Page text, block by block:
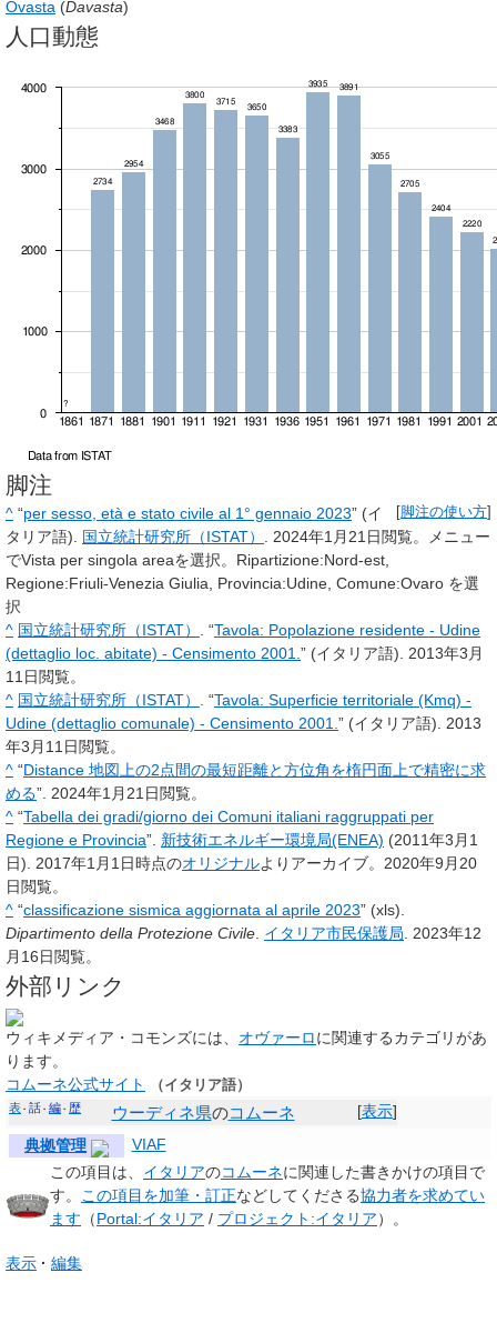
Ovasta (Davasta)
人口動態
脚注
脚注の使い方
^ “per sesso, età e stato civile al 1° gennaio 2023” (イ
タリア語). 国立統計研究所（ISTAT） . 2024年1月21日閲覧。
メニュー
でVista per singola areaを選択。Ripartizione:Nord-est,
Regione:Friuli-Venezia Giulia, Provincia:Udine, Comune:Ovaro を選
択
^ 国立統計研究所（ISTAT） . “Tavola: Popolazione residente - Udine
(dettaglio loc. abitate) - Censimento 2001.” (イタリア語). 2013年3月
11日閲覧。
^ 国立統計研究所（ISTAT） . “Tavola: Superficie territoriale (Kmq) -
Udine (dettaglio comunale) - Censimento 2001.” (イタリア語). 2013
年3月11日閲覧。
^ “Distance 地図上の2点間の最短距離と方位角を楕円面上で精密に求
める”. 2024年1月21日閲覧。
^ “Tabella dei gradi/giorno dei Comuni italiani raggruppati per
Regione e Provincia”. 新技術エネルギー環境局(ENEA) (2011年3月1
日). 2017年1月1日時点のオリジナルよりアーカイブ。 2020年9月20
日閲覧。
^ “classificazione sismica aggiornata al aprile 2023” (xls).
Dipartimento della Protezione Civile. イタリア市民保護局. 2023年12
月16日閲覧。
外部リンク
ウィキメディア・コモンズには、 オヴァーロに関連するカテゴリがあ
ります。
コムーネ公式サイト
（イタリア語）
[表示]
表 話 編 歴 ウーディネ県のコムーネ
典拠管理
VIAF
この項目は、 イタリアのコムーネに関連した書きかけの項目 で
す。 この項目を加筆・訂正などしてくださる協力者を求めてい
ます （Portal:イタリア / プロジェクト:イタリア）。
表示 編集